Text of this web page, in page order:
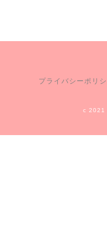
プライバシーポリ
c 2021